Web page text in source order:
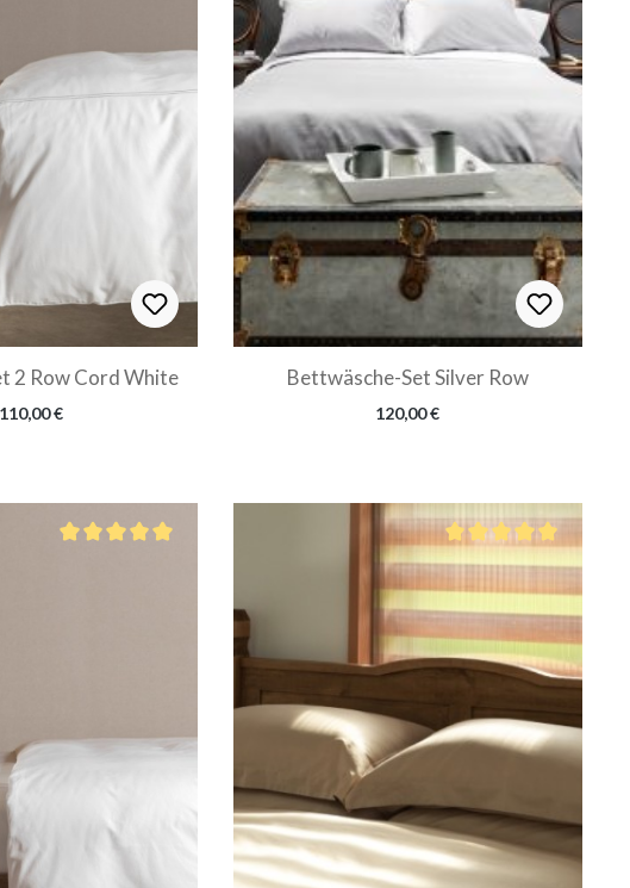
Bettwäsche-Set 2 Row Cord White
Preis:
110,00 €
Bettwäsche-Set Silver Row
Regulärer Preis:
120,00 €
Durchschnittliche Bewertung von 5 von 5 Sternen